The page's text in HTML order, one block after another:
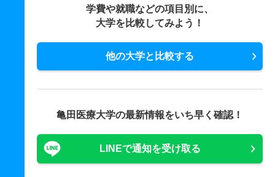
学費や就職などの項目別に、
大学を比較してみよう！
他の大学と比較する
亀田医療大学の最新情報をいち早く確認！
LINEで通知を受け取る